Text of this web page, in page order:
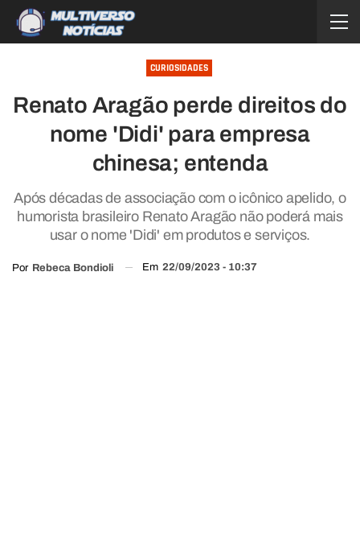
CURIOSIDADES
Renato Aragão perde direitos do
nome 'Didi' para empresa
chinesa; entenda
Após décadas de associação com o icônico apelido, o
humorista brasileiro Renato Aragão não poderá mais
usar o nome 'Didi' em produtos e serviços.
Por Rebeca Bondioli Em 22/09/2023 - 10:37